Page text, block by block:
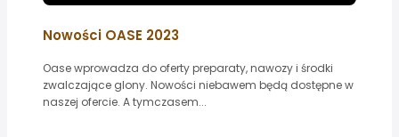
Nowości OASE 2023
Oase wprowadza do oferty preparaty, nawozy i środki
zwalczające glony. Nowości niebawem będą dostępne w
naszej ofercie. A tymczasem...